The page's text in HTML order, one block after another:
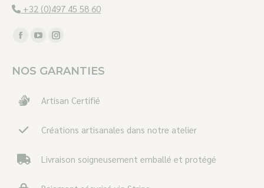
+32 (0)497 45 58 60
Trouvez nous sur :
Facebook
opens
new
YouTube
opens
new
Instagram
opens
new
NOS GARANTIES
Artisan Certifié
Créations artisanales dans notre atelier
Livraison soigneusement emballé et protégé